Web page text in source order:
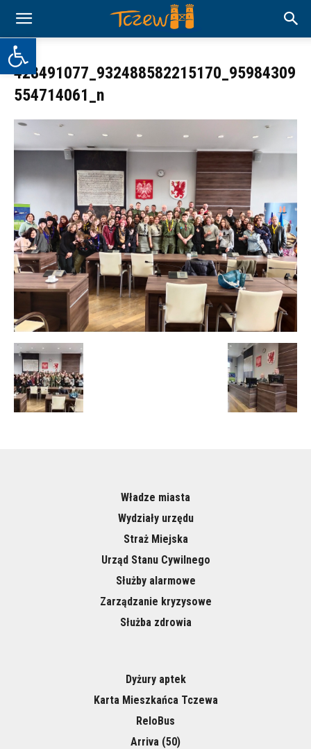
Otwórz pasek narzędzi
428491077_932488582215170_95984309
554714061_n
Władze miasta
Wydziały urzędu
Straż Miejska
Urząd Stanu Cywilnego
Służby alarmowe
Zarządzanie kryzysowe
Służba zdrowia
Dyżury aptek
Karta Mieszkańca Tczewa
ReloBus
Arriva (50)